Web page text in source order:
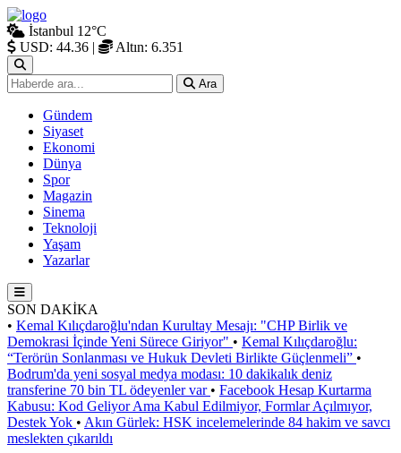
İstanbul 12°C
USD: 44.36 | Altın: 6.351
Ara
Gündem
Siyaset
Ekonomi
Dünya
Spor
Magazin
Sinema
Teknoloji
Yaşam
Yazarlar
SON DAKİKA
• Kemal Kılıçdaroğlu'ndan Kurultay Mesajı: "CHP Birlik ve
Demokrasi İçinde Yeni Sürece Giriyor" • Kemal Kılıçdaroğlu:
“Terörün Sonlanması ve Hukuk Devleti Birlikte Güçlenmeli” •
Bodrum'da yeni sosyal medya modası: 10 dakikalık deniz
transferine 70 bin TL ödeyenler var • Facebook Hesap Kurtarma
Kabusu: Kod Geliyor Ama Kabul Edilmiyor, Formlar Açılmıyor,
Destek Yok • Akın Gürlek: HSK incelemelerinde 84 hakim ve savcı
meslekten çıkarıldı